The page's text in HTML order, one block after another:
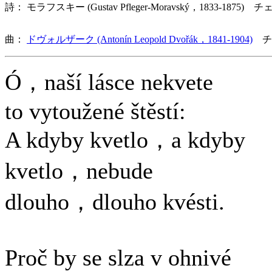
詩： モラフスキー (Gustav Pfleger-Moravský，1833-1875) チ
曲： ドヴォルザーク (Antonín Leopold Dvořák，1841-1904) チ
Ó，naší lásce nekvete
to vytoužené štěstí:
A kdyby kvetlo，a kdyby
kvetlo，nebude
dlouho，dlouho kvésti.
Proč by se slza v ohnivé